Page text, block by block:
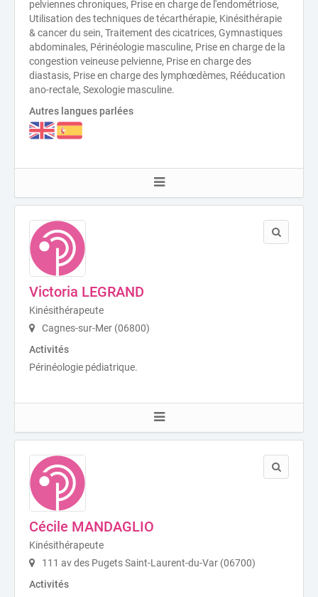
pelviennes chroniques, Prise en charge de l'endométriose,
Utilisation des techniques de técarthérapie, Kinésithérapie
& cancer du sein, Traitement des cicatrices, Gymnastiques
abdominales, Périnéologie masculine, Prise en charge de la
congestion veineuse pelvienne, Prise en charge des
diastasis, Prise en charge des lymphœdèmes, Rééducation
ano-rectale, Sexologie masculine.
Autres langues parlées
Victoria LEGRAND
Kinésithérapeute
Cagnes-sur-Mer (06800)
Activités
Périnéologie pédiatrique.
Cécile MANDAGLIO
Kinésithérapeute
111 av des Pugets Saint-Laurent-du-Var (06700)
Activités